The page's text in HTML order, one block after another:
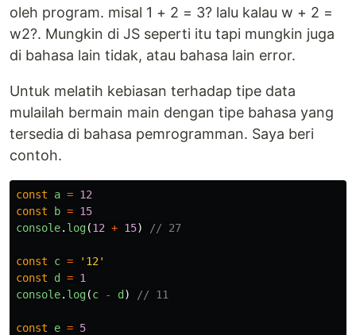
oleh program. misal 1 + 2 = 3? lalu kalau w + 2 =
w2?. Mungkin di JS seperti itu tapi mungkin juga
di bahasa lain tidak, atau bahasa lain error.
Untuk melatih kebiasan terhadap tipe data
mulailah bermain main dengan tipe bahasa yang
tersedia di bahasa pemrogramman. Saya beri
contoh.
const a = 12
const
b = 15
console. log(12 + 15) // 27
const c = ' 12 '
const
d = 1
console. log(c - d ) // 11
const e = 5